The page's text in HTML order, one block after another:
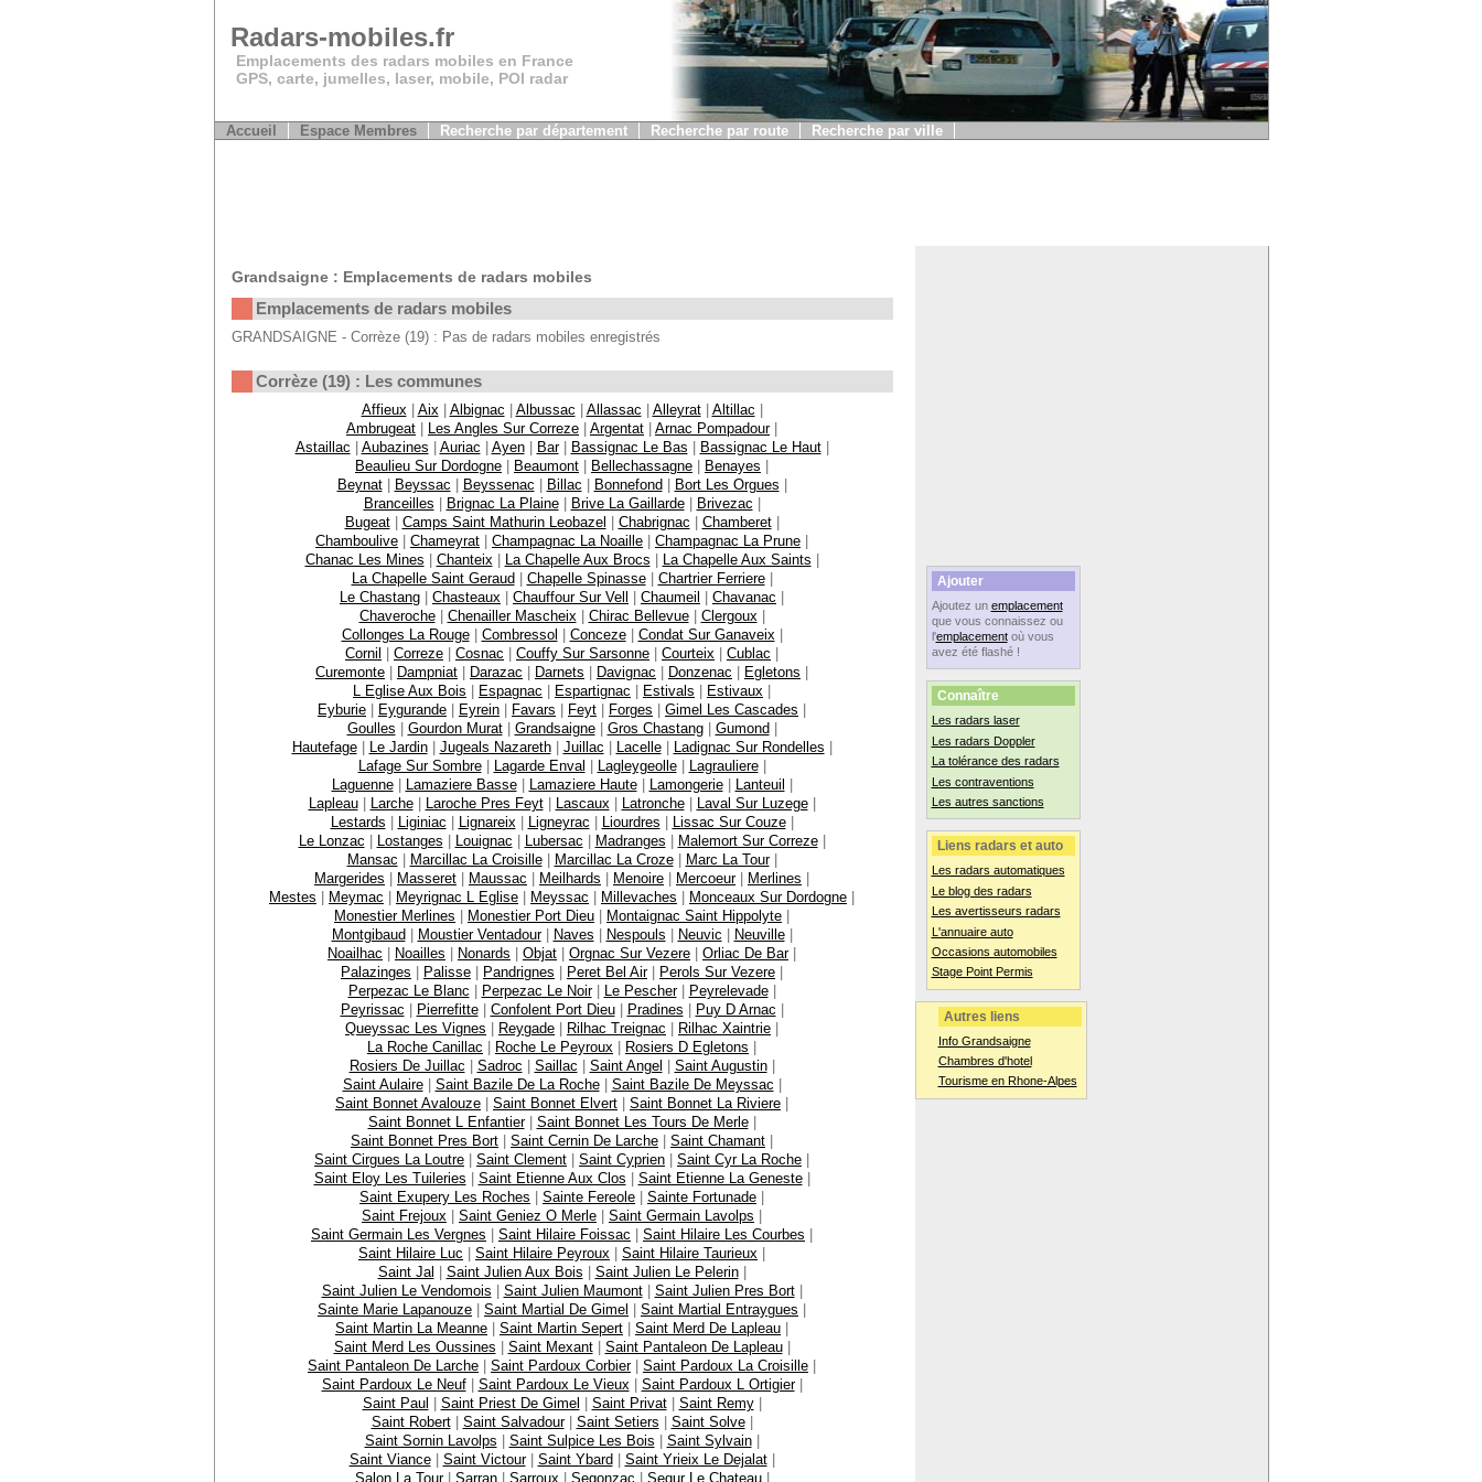
Radars-mobiles.fr
Emplacements des radars mobiles en France
GPS, carte, jumelles, laser, mobile, POI radar
Accueil Espace Membres Recherche par département Recherche par route Recherche par ville
Ajouter
Ajoutez un emplacement
que vous connaissez ou
l'emplacementoù vous
avez été flashé !
Connaître
Les radars laser
Les radars Doppler
La tolérance des radars
Les contraventions
Les autres sanctions
Liens radars et auto
Les radars automatiques
Le blog des radars
Les avertisseurs radars
L'annuaire auto
Occasions automobiles
Stage Point Permis
Autres liens
Info Grandsaigne
Chambres d'hotel
Tourisme en Rhone-Alpes
Grandsaigne : Emplacements de radars mobiles
Emplacements de radars mobiles
GRANDSAIGNE - Corrèze (19) : Pas de radars mobiles enregistrés
Corrèze (19) : Les communes
Affieux | Aix | Albignac | Albussac | Allassac | Alleyrat| Altillac |
Ambrugeat | Les Angles Sur Correze | Argentat | Arnac Pompadour|
Astaillac | Aubazines | Auriac | Ayen| Bar| Bassignac Le Bas | Bassignac Le Haut|
Beaulieu Sur Dordogne | Beaumont | Bellechassagne | Benayes |
Beynat| Beyssac | Beyssenac | Billac | Bonnefond| Bort Les Orgues |
Branceilles | Brignac La Plaine| Brive La Gaillarde| Brivezac |
Bugeat| Camps Saint Mathurin Leobazel | Chabrignac | Chamberet|
Chamboulive | Chameyrat | Champagnac La Noaille | Champagnac La Prune |
Chanac Les Mines | Chanteix | La Chapelle Aux Brocs | La Chapelle Aux Saints |
La Chapelle Saint Geraud| Chapelle Spinasse| Chartrier Ferriere|
Le Chastang | Chasteaux | Chauffour Sur Vell | Chaumeil | Chavanac |
Chaveroche| Chenailler Mascheix | Chirac Bellevue| Clergoux |
Collonges La Rouge| Combressol | Conceze| Condat Sur Ganaveix |
Cornil | Correze | Cosnac | Couffy Sur Sarsonne | Courteix | Cublac |
Curemonte | Dampniat | Darazac | Darnets | Davignac | Donzenac | Egletons |
L Eglise Aux Bois | Espagnac | Espartignac | Estivals | Estivaux |
Eyburie | Eygurande | Eyrein | Favars | Feyt | Forges | Gimel Les Cascades |
Goulles | Gourdon Murat| Grandsaigne| Gros Chastang| Gumond|
Hautefage| Le Jardin| Jugeals Nazareth| Juillac | Lacelle| Ladignac Sur Rondelles |
Lafage Sur Sombre| Lagarde Enval | Lagleygeolle| Lagrauliere|
Laguenne| Lamaziere Basse| Lamaziere Haute| Lamongerie| Lanteuil |
Lapleau| Larche| Laroche Pres Feyt| Lascaux | Latronche| Laval Sur Luzege|
Lestards | Liginiac | Lignareix | Ligneyrac | Liourdres | Lissac Sur Couze|
Le Lonzac | Lostanges | Louignac | Lubersac | Madranges | Malemort Sur Correze|
Mansac | Marcillac La Croisille| Marcillac La Croze| Marc La Tour|
Margerides | Masseret | Maussac | Meilhards | Menoire | Mercoeur| Merlines |
Mestes | Meymac | Meyrignac L Eglise | Meyssac | Millevaches | Monceaux Sur Dordogne |
Monestier Merlines | Monestier Port Dieu | Montaignac Saint Hippolyte |
Montgibaud| Moustier Ventadour| Naves | Nespouls | Neuvic | Neuville|
Noailhac | Noailles | Nonards | Objat | Orgnac Sur Vezere | Orliac De Bar|
Palazinges | Palisse | Pandrignes | Peret Bel Air| Perols Sur Vezere |
Perpezac Le Blanc | Perpezac Le Noir| Le Pescher| Peyrelevade|
Peyrissac | Pierrefitte| Confolent Port Dieu| Pradines | Puy D Arnac |
Queyssac Les Vignes | Reygade | Rilhac Treignac | Rilhac Xaintrie |
La Roche Canillac | Roche Le Peyroux | Rosiers D Egletons |
Rosiers De Juillac | Sadroc | Saillac | Saint Angel | Saint Augustin|
Saint Aulaire| Saint Bazile De La Roche| Saint Bazile De Meyssac |
Saint Bonnet Avalouze | Saint Bonnet Elvert | Saint Bonnet La Riviere |
Saint Bonnet L Enfantier| Saint Bonnet Les Tours De Merle|
Saint Bonnet Pres Bort | Saint Cernin De Larche | Saint Chamant |
Saint Cirgues La Loutre | Saint Clement | Saint Cyprien | Saint Cyr La Roche |
Saint Eloy Les Tuileries | Saint Etienne Aux Clos | Saint Etienne La Geneste|
Saint Exupery Les Roches | Sainte Fereole | Sainte Fortunade |
Saint Frejoux | Saint Geniez O Merle | Saint Germain Lavolps |
Saint Germain Les Vergnes | Saint Hilaire Foissac | Saint Hilaire Les Courbes |
Saint Hilaire Luc | Saint Hilaire Peyroux | Saint Hilaire Taurieux |
Saint Jal | Saint Julien Aux Bois | Saint Julien Le Pelerin|
Saint Julien Le Vendomois | Saint Julien Maumont| Saint Julien Pres Bort|
Sainte Marie Lapanouze | Saint Martial De Gimel | Saint Martial Entraygues |
Saint Martin La Meanne | Saint Martin Sepert | Saint Merd De Lapleau |
Saint Merd Les Oussines | Saint Mexant| Saint Pantaleon De Lapleau|
Saint Pantaleon De Larche | Saint Pardoux Corbier| Saint Pardoux La Croisille |
Saint Pardoux Le Neuf| Saint Pardoux Le Vieux | Saint Pardoux L Ortigier|
Saint Paul | Saint Priest De Gimel | Saint Privat| Saint Remy|
Saint Robert| Saint Salvadour| Saint Setiers | Saint Solve|
Saint Sornin Lavolps | Saint Sulpice Les Bois | Saint Sylvain|
Saint Viance| Saint Victour| Saint Ybard| Saint Yrieix Le Dejalat|
Salon La Tour| Sarran| Sarroux | Segonzac | Segur Le Chateau|